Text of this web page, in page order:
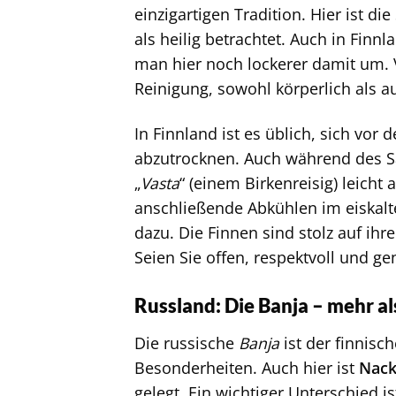
einzigartigen Tradition. Hier ist
als heilig betrachtet. Auch in
man hier noch lockerer damit um.
Reinigung, sowohl körperlich als
In Finnland ist es üblich, sich vor
abzutrocknen. Auch während des
„Vasta“ (einem Birkenreisig) leicht
anschließende Abkühlen im
dazu. Die Finnen sind stolz auf
Seien Sie offen, respektvoll und
Russland: Die Banja – mehr
Die russische Banja ist der
Besonderheiten. Auch hier ist